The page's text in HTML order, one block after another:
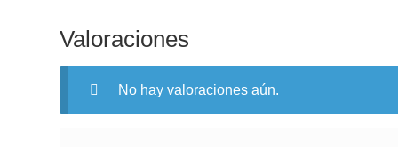
Valoraciones
No hay valoraciones aún.